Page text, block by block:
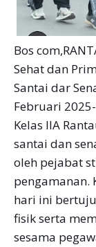
Bos
Sehat dan
Santai dar
Februari
Kelas IIA
santai dan
oleh pejabat
pengamanan.
hari ini
fisik serta
sesama